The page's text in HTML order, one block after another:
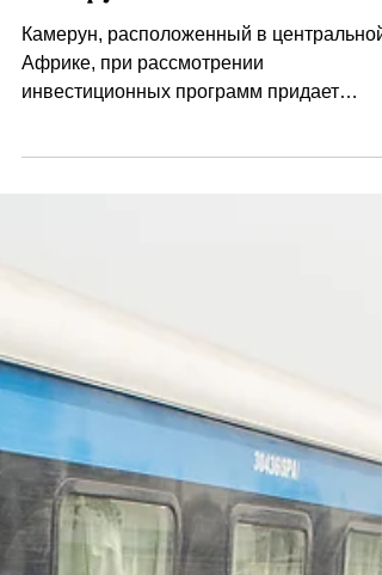
Камеруна
Камерун, расположенный в центральной
Африке, при рассмотрении
большое значение развитию дорог.